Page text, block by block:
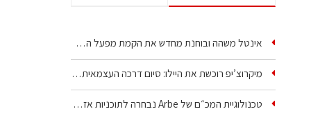
אינטל משהה ובוחנת מחדש את הקמת מפעל הענק שלה בקריית גת
מיקרוצ’יפ רוכשת את היילו: סיום דרכה העצמאית של אחת…
טכנולוגיית המכ״ם של Arbe נבחרה לתוכניות אזרחיות וביטחוניות